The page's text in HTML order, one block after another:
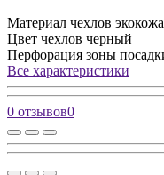
Материал чехлов экокожа
Цвет чехлов черный
Перфорация зоны
Все характеристики
0 отзывов0